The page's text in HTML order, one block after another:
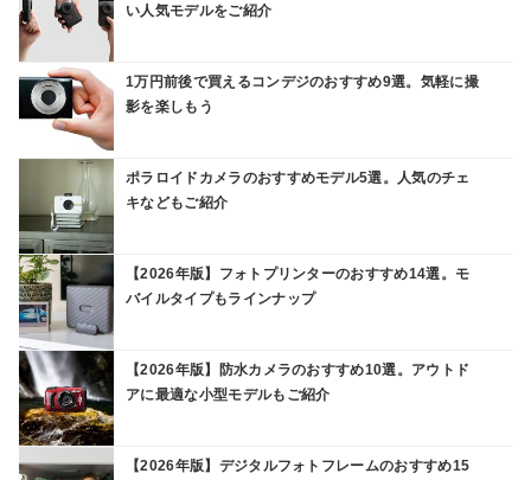
い人気モデルをご紹介
1万円前後で買えるコンデジのおすすめ9選。気軽に撮
影を楽しもう
ポラロイドカメラのおすすめモデル5選。人気のチェ
キなどもご紹介
【2026年版】フォトプリンターのおすすめ14選。モ
バイルタイプもラインナップ
【2026年版】防水カメラのおすすめ10選。アウトド
アに最適な小型モデルもご紹介
【2026年版】デジタルフォトフレームのおすすめ15